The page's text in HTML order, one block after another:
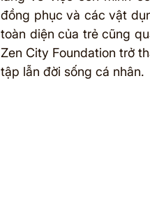
đồng phục và các vật
toàn diện của trẻ cũng
Zen City Foundation trở
tập lẫn đời sống cá nhân.